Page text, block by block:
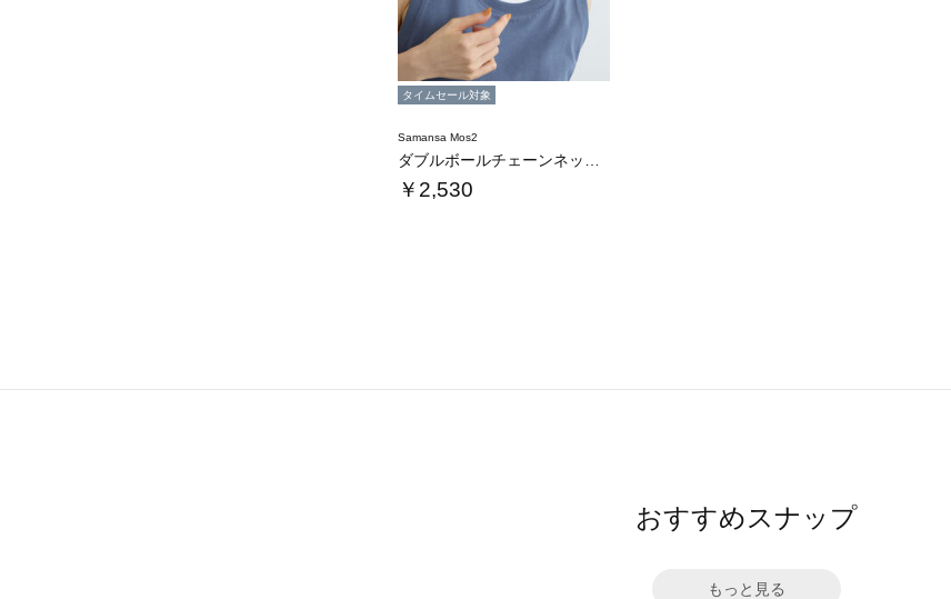
タイムセール対象
Samansa Mos2
￥2,530
おすすめスナップ
もっと見る